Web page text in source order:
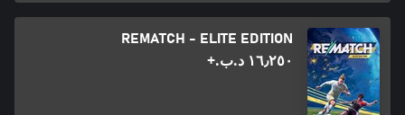
REMATCH - ELITE EDITION
١٦٫٢٥٠ د.ب.‏+